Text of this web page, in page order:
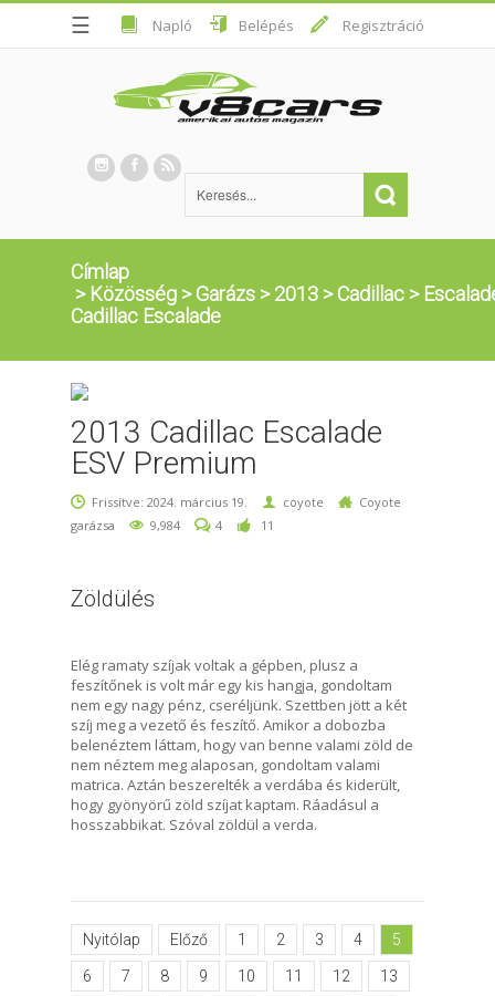
☰ Napló Belépés Regisztráció
Címlap
> Közösség >Garázs >2013 >Cadillac >
Cadillac Escalade
2013 Cadillac Escalade
ESV Premium
Frissítve: 2024. március 19. coyote
Coyote
garázsa
9,984 4 11
Zöldülés
Elég ramaty szíjak voltak a gépben, plusz a
feszítőnek is volt már egy kis hangja, gondoltam
nem egy nagy pénz, cseréljünk. Szettben jött a két
szíj meg a vezető és feszítő. Amikor a dobozba
belenéztem láttam, hogy van benne valami zöld de
nem néztem meg alaposan, gondoltam valami
matrica. Aztán beszerelték a verdába és kiderült,
hogy gyönyörű zöld szíjat kaptam. Ráadásul a
hosszabbikat. Szóval zöldül a verda.
Nyitólap Előző 1 2 3 4 5
6 7 8 9 10 11 12 13